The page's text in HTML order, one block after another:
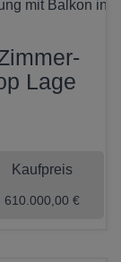
Lage
Kaufpreis
610.000,00 €